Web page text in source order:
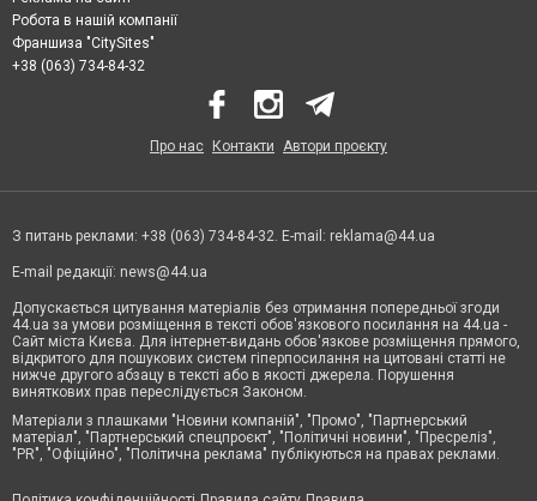
Робота в нашій компанії
Франшиза "CitySites"
+38 (063) 734-84-32
Про нас Контакти Автори проєкту
З питань реклами: +38 (063) 734-84-32. E-mail: reklama@44.ua
E-mail редакції: news@44.ua
Допускається цитування матеріалів без отримання попередньої згоди
44.ua за умови розміщення в тексті обов'язкового посилання на 44.ua -
Сайт міста Києва. Для інтернет-видань обов'язкове розміщення прямого,
відкритого для пошукових систем гіперпосилання на цитовані статті не
нижче другого абзацу в тексті або в якості джерела. Порушення
виняткових прав переслідується Законом.
Матеріали з плашками "Новини компаній", "Промо", "Партнерський
матеріал", "Партнерський спецпроєкт", "Політичні новини", "Пресреліз",
"PR", "Офіційно", "Політична реклама" публікуються на правах реклами.